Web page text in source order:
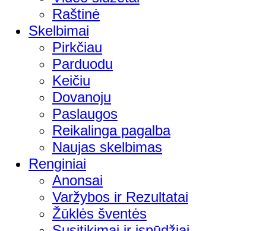
Raštinė
Skelbimai
Pirkčiau
Parduodu
Keičiu
Dovanoju
Paslaugos
Reikalinga pagalba
Naujas skelbimas
Renginiai
Anonsai
Varžybos ir Rezultatai
Žūklės šventės